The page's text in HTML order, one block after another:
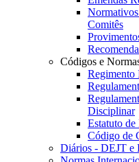
Normativos
Comitês
Códigos e
Regimento
Disciplinar
Estatuto
Código de
Diários - DEJT e